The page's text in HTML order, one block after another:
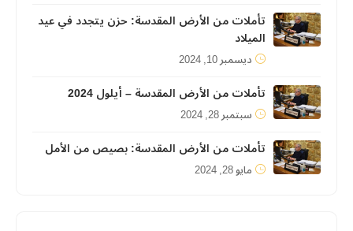
تأملات من الأرض المقدسة: حزن يتجدد في عيد
الميلاد
ديسمبر 10, 2024
تأملات من الأرض المقدسة – أيلول 2024
سبتمبر 28, 2024
تأملات من الأرض المقدسة: بصيص من الأمل
مايو 28, 2024